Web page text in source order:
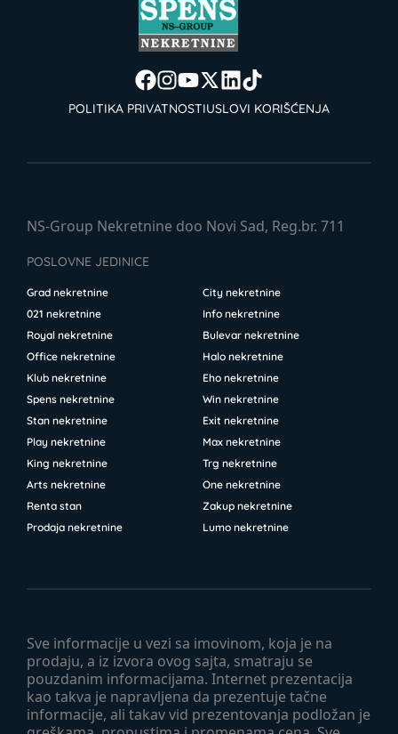
POLITIKA PRIVATNOSTIUSLOVI KORIŠĆENJA
Sve informacije u vezi sa imovinom, koja je na
prodaju, a iz izvora ovog sajta, smatraju se
pouzdanim informacijama. Internet prezentacija
kao takva je napravljena da prezentuje tačne
informacije, ali takav vid prezentovanja podložan je
NS-Group Nekretnine doo Novi Sad, Reg.br. 711
POSLOVNE JEDINICE
Grad nekretnine
City nekretnine
021 nekretnine
Info nekretnine
Royal nekretnine
Bulevar nekretnine
Office nekretnine
Halo nekretnine
Klub nekretnine
Eho nekretnine
Spens nekretnine
Win nekretnine
Stan nekretnine
Exit nekretnine
Play nekretnine
Max nekretnine
King nekretnine
Trg nekretnine
Arts nekretnine
One nekretnine
Renta stan
Zakup nekretnine
Prodaja nekretnine
Lumo nekretnine